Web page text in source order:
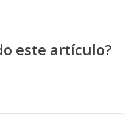
este artículo?